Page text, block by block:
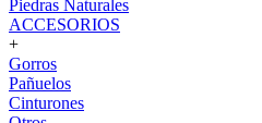
Piedras Naturales
ACCESORIOS
+
Gorros
Pañuelos
Cinturones